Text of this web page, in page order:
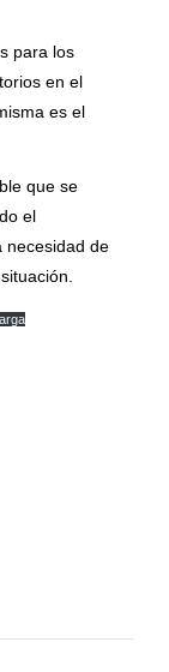
para los
en el
es el
que se
el
necesidad de